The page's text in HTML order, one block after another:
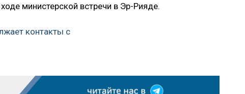
министерской встречи в Эр-Рияде.
контакты с